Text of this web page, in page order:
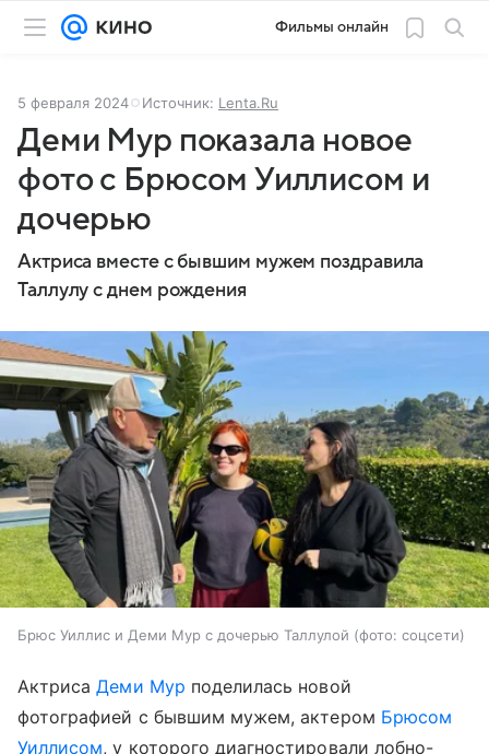
Фильмы онлайн
5 февраля 2024 Источник: Lenta.Ru
Деми Мур показала новое
фото с Брюсом Уиллисом и
дочерью
Актриса вместе с бывшим мужем поздравила
Таллулу с днем рождения
Брюс Уиллис и Деми Мур с дочерью Таллулой (фото: соцсети)
АктрисаДеми Мур поделилась новой
фотографией с бывшим мужем, актером Брюсом
Уиллисом, у которого диагностировали лобно-